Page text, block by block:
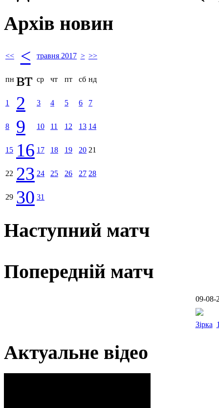
Архів новин
<< < травня 2017 > >>
пн вт ср чт пт сб нд
1 2 3 4 5 6 7
8 9 10 11 12 13 14
15 16 17 18 19 20 21
22 23 24 25 26 27 28
29 30 31
Наступний матч
Попередній матч
09-08-
Зірка
Актуальне відео